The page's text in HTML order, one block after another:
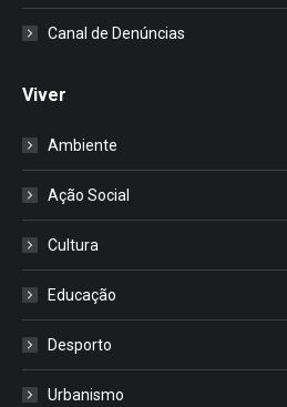
Canal de Denúncias
Viver
Ambiente
Ação Social
Cultura
Educação
Desporto
Urbanismo